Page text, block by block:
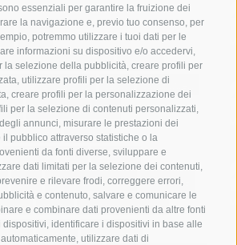
essenziali per garantire la fruizione dei
la navigazione e, previo tuo consenso, per
potremmo utilizzare i tuoi dati per le
informazioni su dispositivo e/o accedervi,
la selezione della pubblicità, creare profili per
utilizzare profili per la selezione di
creare profili per la personalizzazione dei
per la selezione di contenuti personalizzati,
annunci, misurare le prestazioni dei
pubblico attraverso statistiche o la
da fonti diverse, sviluppare e
dati limitati per la selezione dei contenuti,
e rilevare frodi, correggere errori,
e contenuto, salvare e comunicare le
e combinare dati provenienti da altre fonti
identificare i dispositivi in base alle
utilizzare dati di
anas
di punta campanella
arresto
di porto capri
carabinieri
circumvesuviana
concerto
contagi
covid-19 eav
elezioni
gori guardia costiera
incidente
mare
massa lubrense
Meta napoli
ordinanza